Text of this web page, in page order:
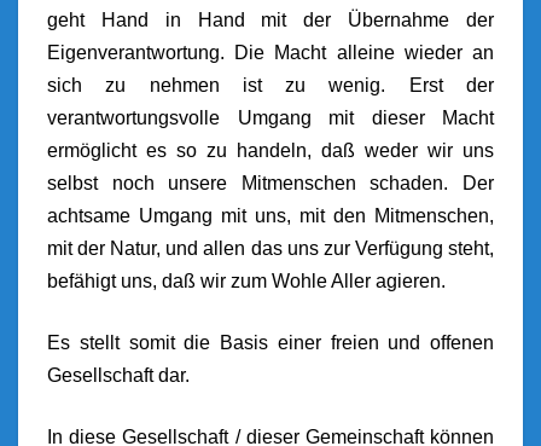
geht Hand in Hand mit der Übernahme der
Eigenverantwortung. Die Macht alleine wieder an
sich zu nehmen ist zu wenig. Erst der
verantwortungsvolle Umgang mit dieser Macht
ermöglicht es so zu handeln, daß weder wir uns
selbst noch unsere Mitmenschen schaden. Der
achtsame Umgang mit uns, mit den Mitmenschen,
mit der Natur, und allen das uns zur Verfügung steht,
befähigt uns, daß wir zum Wohle Aller agieren.
Es stellt somit die Basis einer freien und offenen
Gesellschaft dar.
In diese Gesellschaft / dieser Gemeinschaft können